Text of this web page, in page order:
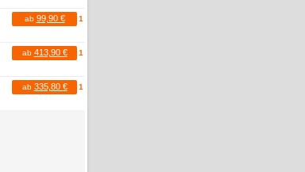
ab 99,90 € 1
ab 413,90 € 1
ab 335,80 € 1